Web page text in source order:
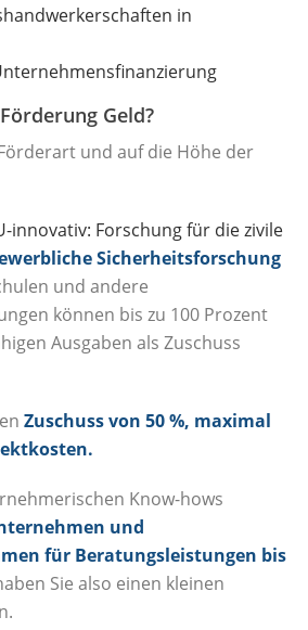
in
Geld?
und auf die Höhe der
innovativ: Forschung für die zivile
Sicherheitsforschung
und andere
können bis zu 100 Prozent
Ausgaben als Zuschuss
Zuschuss von 50 %, maximal
Know-hows
und
für Beratungsleistungen bis
Sie also einen kleinen